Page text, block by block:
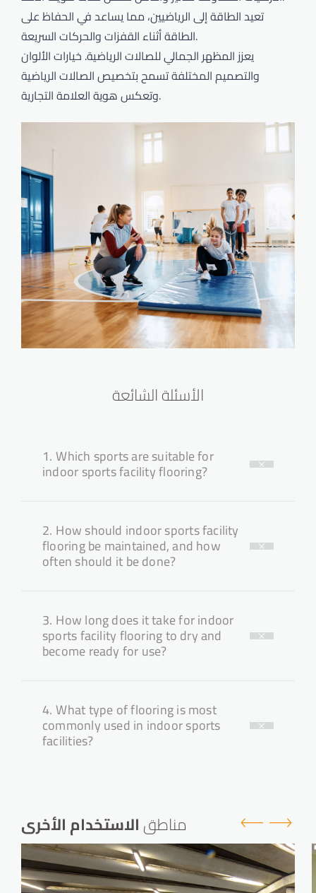
تعيد الطاقة إلى الرياضيين، مما يساعد في الحفاظ على
الطاقة أثناء القفزات والحركات السريعة.
يعزز المظهر الجمالي للصالات الرياضية. خيارات الألوان
والتصميم المختلفة تسمح بتخصيص الصالات الرياضية
وتعكس هوية العلامة التجارية.
الأسئلة الشائعة
1.Which sports are suitable for
indoor sports facility flooring?
2. How should indoor sports facility
flooring be maintained, and how
often should it be done?
3. How long does it take for indoor
sports facility flooring to dry and
become ready for use?
4.What type of flooring is most
commonly used in indoor sports
facilities?
مناطقالاستخدام الأخرى